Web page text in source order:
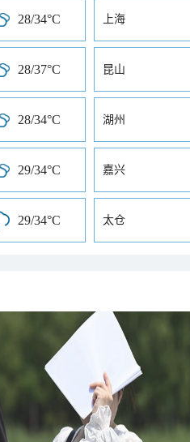
28/34°C 上海
28/37°C 昆山
28/34°C 湖州
29/34°C 嘉兴
29/34°C 太仓